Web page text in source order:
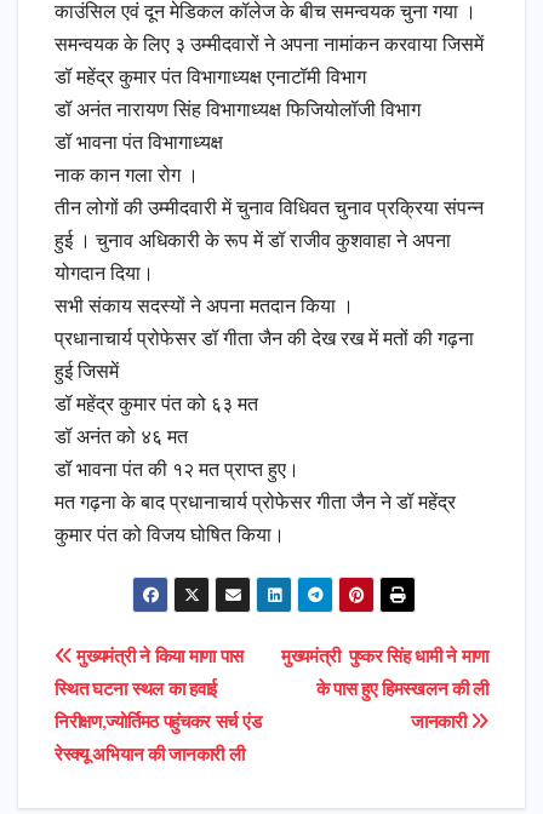
काउंसिल एवं दून मेडिकल कॉलेज के बीच समन्वयक चुना गया ।
समन्वयक के लिए ३ उम्मीदवारों ने अपना नामांकन करवाया जिसमें
डॉ महेंद्र कुमार पंत विभागाध्यक्ष एनाटॉमी विभाग
डॉ अनंत नारायण सिंह विभागाध्यक्ष फिजियोलॉजी विभाग
डॉ भावना पंत विभागाध्यक्ष
नाक कान गला रोग ।
तीन लोगों की उम्मीदवारी में चुनाव विधिवत चुनाव प्रक्रिया संपन्न
हुई । चुनाव अधिकारी के रूप में डॉ राजीव कुशवाहा ने अपना
योगदान दिया।
सभी संकाय सदस्यों ने अपना मतदान किया ।
प्रधानाचार्य प्रोफेसर डॉ गीता जैन की देख रख में मतों की गढ़ना
हुई जिसमें
डॉ महेंद्र कुमार पंत को ६३ मत
डॉ अनंत को ४६ मत
डॉ भावना पंत की १२ मत प्राप्त हुए।
मत गढ़ना के बाद प्रधानाचार्य प्रोफेसर गीता जैन ने डॉ महेंद्र
कुमार पंत को विजय घोषित किया।
Post
navigation
मुख्यमंत्री पुष्कर सिंह धामी ने माणा
के पास हुए हिमस्खलन की ली
जानकारी
मुख्यमंत्री ने किया माणा पास
स्थित घटना स्थल का हवाई
निरीक्षण,ज्योर्तिमठ पहुंचकर सर्च एंड
रेस्क्यू अभियान की जानकारी ली